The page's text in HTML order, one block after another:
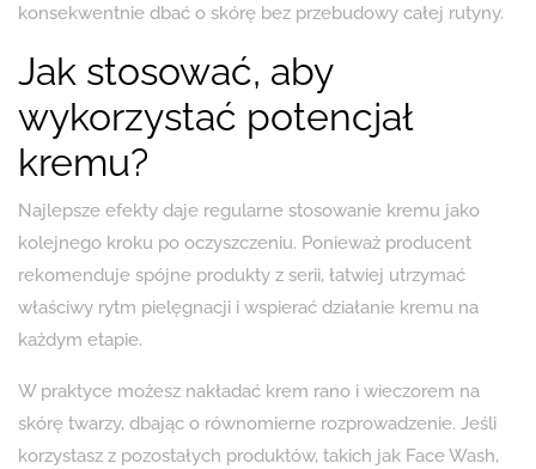
konsekwentnie dbać o skórę bez przebudowy całej rutyny.
Jak stosować, aby
wykorzystać potencjał
kremu?
Najlepsze efekty daje regularne stosowanie kremu jako
kolejnego kroku po oczyszczeniu. Ponieważ producent
rekomenduje spójne produkty z serii, łatwiej utrzymać
właściwy rytm pielęgnacji i wspierać działanie kremu na
każdym etapie.
W praktyce możesz nakładać krem rano i wieczorem na
skórę twarzy, dbając o równomierne rozprowadzenie. Jeśli
korzystasz z pozostałych produktów, takich jak Face Wash,